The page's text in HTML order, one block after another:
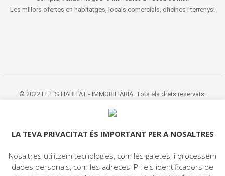
Les millors ofertes en habitatges, locals comercials, oficines i terrenys!
© 2022 LET'S HABITAT - IMMOBILIÀRIA. Tots els drets reservats.
Protecció de dades|
LA TEVA PRIVACITAT ÉS IMPORTANT PER A NOSALTRES
Nosaltres utilitzem tecnologies, com les galetes, i processem
dades personals, com les adreces IP i els identificadors de